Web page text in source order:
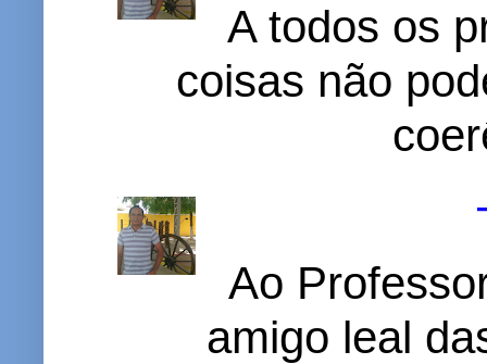
A todos os
coisas não
Ao
amigo leal